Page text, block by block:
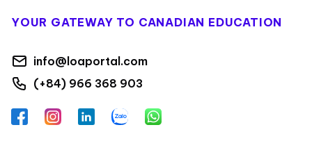
YOUR GATEWAY TO CANADIAN EDUCATION
info@loaportal.com
(+84) 966 368 903
FacebookInstagramLinkedInZalo WhatsApp